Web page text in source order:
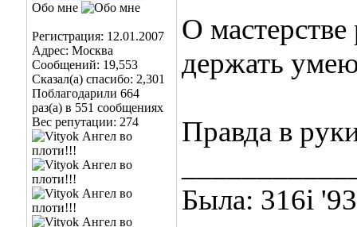
Обо мне
Регистрация: 12.01.2007
Адрес: Москва
Сообщений: 19,553
Сказал(а) спасибо: 2,301
Поблагодарили 664
раз(а) в 551 сообщениях
Вес репутации: 274
О мастерстве
держать
Правда в
Была: 316i